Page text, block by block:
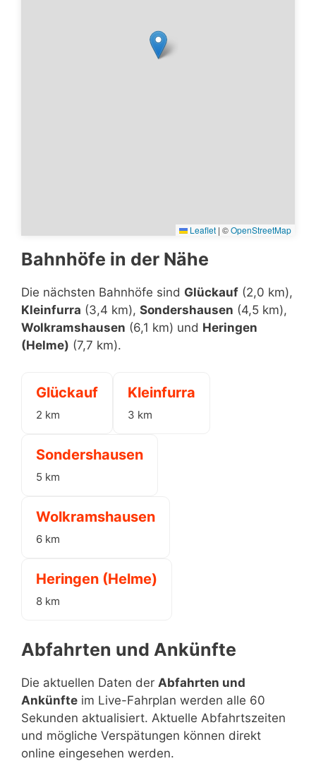
Leaflet | ©OpenStreetMap
Bahnhöfe in der Nähe
Die nächsten Bahnhöfe sind Glückauf (2,0 km),
Kleinfurra (3,4 km), Sondershausen (4,5 km),
Wolkramshausen (6,1 km) und Heringen
(Helme) (7,7 km).
Glückauf
2 km
Kleinfurra
3 km
Sondershausen
5 km
Wolkramshausen
6 km
Heringen (Helme)
8 km
Abfahrten und Ankünfte
Die aktuellen Daten der Abfahrten und
Ankünfte im Live-Fahrplan werden alle 60
Sekunden aktualisiert. Aktuelle Abfahrtszeiten
und mögliche Verspätungen können direkt
online eingesehen werden.